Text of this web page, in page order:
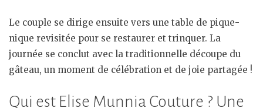
Le couple se dirige ensuite vers une table de pique-
nique revisitée pour se restaurer et trinquer. La
journée se conclut avec la traditionnelle découpe du
gâteau, un moment de célébration et de joie partagée !
Qui est Elise Munnia Couture ? Une